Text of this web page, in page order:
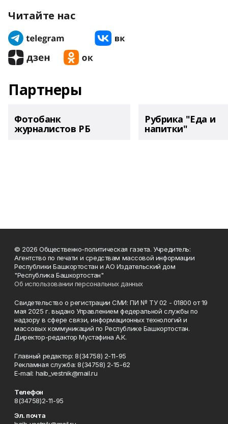
Читайте нас
Партнеры
Фотобанк
журналистов РБ
Рубрика "Еда и
напитки"
© 2026 Общественно-политическая газета. Учредитель:
Агентство по печати и средствам массовой информации
Республики Башкортостан и АО Издательский дом
"Республика Башкортостан"
Об использовании персональных данных
Свидетельство о регистрации СМИ: ПИ № ТУ 02 - 01800 от 19
мая 2025 г. выдано Управлением федеральной службы по
надзору в сфере связи, информационных технологий и
массовых коммуникаций по Республике Башкортостан.
Директор-редактор Мустафина А.К.
Главный редактор: 8(34758) 2-11-95
Рекламная служба: 8(34758) 2-15-62
Е-mаil: haib_vestnik@mail.ru
Телефон
8(34758)2-11-95
Эл. почта